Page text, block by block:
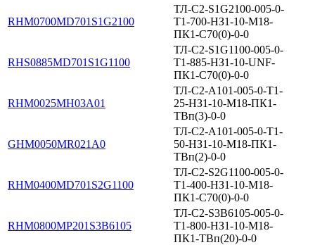
RHM0700MD701S1G2100
ТЛ-C2-S1G2100-005-0-
T1-700-НЗ1-10-М18-
ПК1-С70(0)-0-0
RHS0885MD701S1G1100
ТЛ-С2-S1G1100-005-0-
T1-885-НЗ1-10-UNF-
ПК1-C70(0)-0-0
RHM0025MH03A01
ТЛ-С2-А101-005-0-Т1-
25-НЗ1-10-М18-ПК1-
ТВп(3)-0-0
GHM0050MR021A0
ТЛ-С2-А101-005-0-Т1-
50-НЗ1-10-М18-ПК1-
ТВп(2)-0-0
RHM0400MD701S2G1100
ТЛ-С2-S2G1100-005-0-
T1-400-НЗ1-10-М18-
ПК1-С70(0)-0-0
RHM0800MP201S3B6105
ТЛ-С2-S3B6105-005-0-
T1-800-НЗ1-10-М18-
ПК1-ТВп(20)-0-0